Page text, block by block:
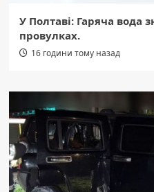
У Полтаві: Гаряча вода
провулках.
16 години тому назад